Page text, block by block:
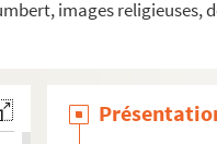
images religieuses,
de Dieu recevant Jésus
Dieu est délivré par la Sainte
de Dieu est emmené par un